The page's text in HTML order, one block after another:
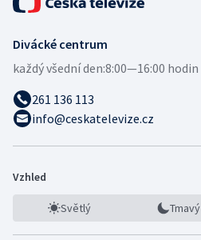
Divácké centrum
každý všední den:8:00—16:00 hodin
261 136 113
info@ceskatelevize.cz
Vzhled
Světlý Tmavý